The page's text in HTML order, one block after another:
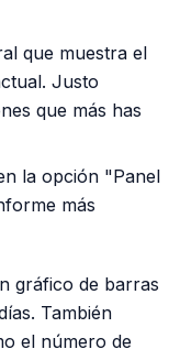
que muestra el
Justo
que más has
la opción "Panel
más
gráfico de barras
También
el número de